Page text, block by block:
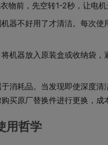
衣物前，先空转1-2秒，让电
机器不好用了才清洁。每次
将机器放入原装盒或收纳袋
于消耗品。当发现即使深度
购买原厂替换件进行更换，
用哲学